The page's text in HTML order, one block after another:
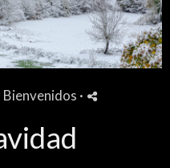
Bienvenidos ·